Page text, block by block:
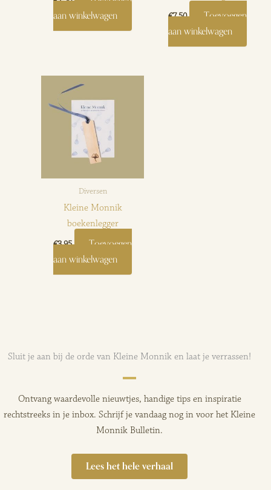
aan winkelwagen
€7,50
Toevoegen
aan winkelwagen
Diversen
Kleine Monnik
boekenlegger
€3,95
Toevoegen
aan winkelwagen
Sluit je aan bij de orde van Kleine Monnik en laat je verrassen!
Ontvang waardevolle nieuwtjes, handige tips en inspiratie
rechtstreeks in je inbox. Schrijf je vandaag nog in voor het Kleine
Monnik Bulletin.
Lees het hele verhaal